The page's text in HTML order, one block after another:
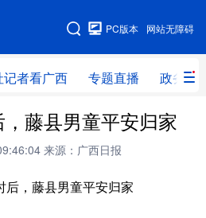
网站无障碍
PC版本
记者看广西 专题直播 政务信
网站地图
专题直播
藤县男童平安归家
来源：广西日报
，藤县男童平安归家